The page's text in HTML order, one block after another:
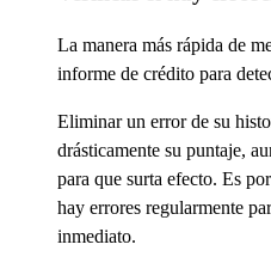
La manera más rápida de
informe de crédito para
Eliminar un error de su
drásticamente su puntaje,
para que surta efecto. Es
hay errores regularmente
inmediato.